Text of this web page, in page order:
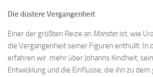
Die düstere Vergangenheit
Einer der größten Reize an Monsterist, wie
die Vergangenheit seiner Figuren enthüllt. In
erfahren wir mehr über Johanns Kindheit,
Entwicklung und die Einflüsse, die ihn zu